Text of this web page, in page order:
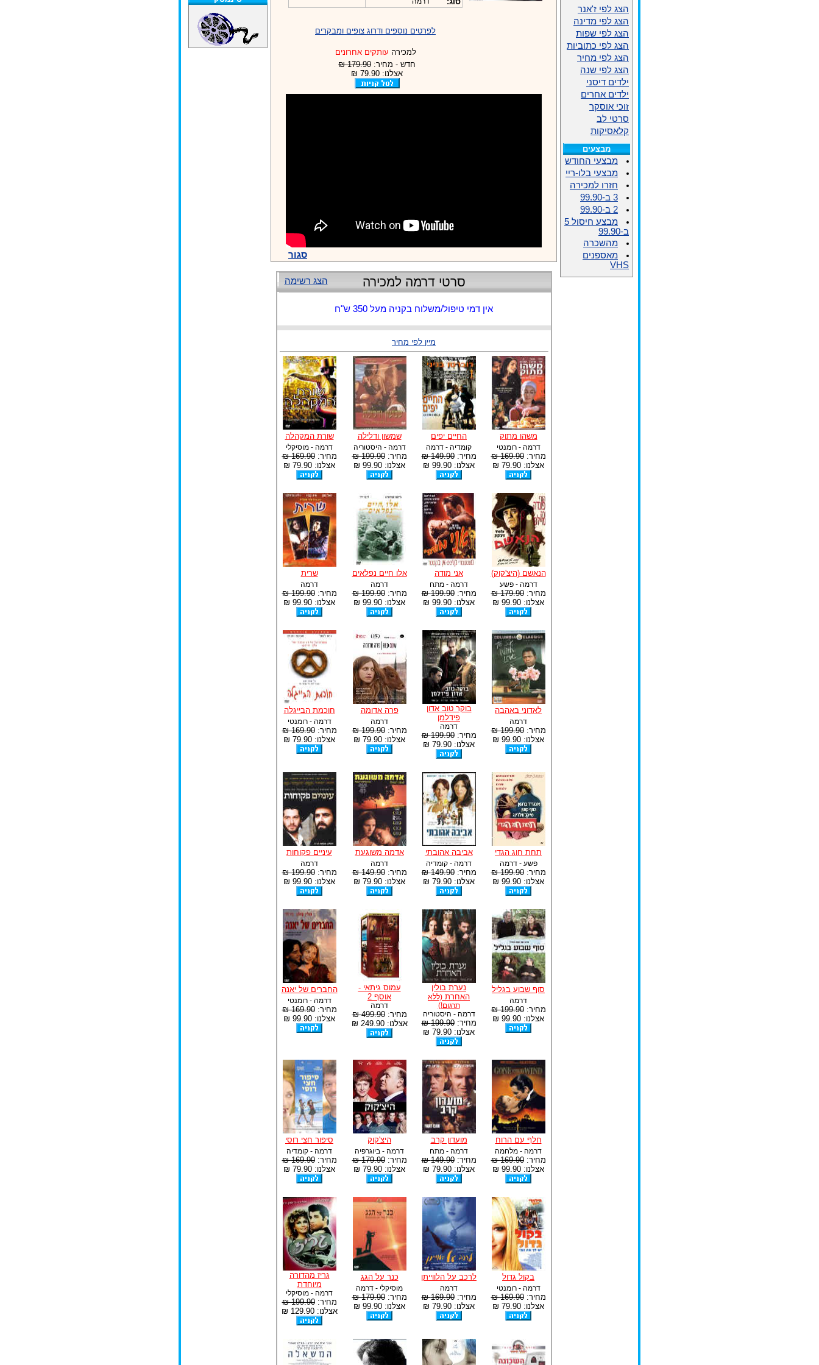
לפרטים נוספים ודרוג צופים ומבקרים
למכירה עותקים אחרונים
חדש - מחיר: 179.90 ₪
אצלנו: 79.90 ₪
סגור
הצג רשימה סרטי דרמה למכירה
אין דמי טיפול/משלוח בקניה מעל 350 ש"ח
מיין לפי מחיר
משהו מתוק
דרמה - רומנטי
מחיר:169.90 ₪
אצלנו: 79.90 ₪
החיים יפים
קומדיה - דרמה
מחיר:149.90 ₪
אצלנו: 99.90 ₪
שמשון ודלילה
דרמה - היסטוריה
מחיר:199.90 ₪
אצלנו: 99.90 ₪
שורת המקהלה
דרמה - מוסיקלי
מחיר:169.90 ₪
אצלנו: 79.90 ₪
הנאשם (היצ'קוק)
דרמה - פשע
מחיר:179.90 ₪
אצלנו: 99.90 ₪
אני מודה
דרמה - מתח
מחיר:199.90 ₪
אצלנו: 99.90 ₪
אלו חיים נפלאים
דרמה
מחיר:199.90 ₪
אצלנו: 99.90 ₪
שרית
דרמה
מחיר:199.90 ₪
אצלנו: 99.90 ₪
לאדוני באהבה
דרמה
מחיר:199.90 ₪
אצלנו: 99.90 ₪
בוקר טוב אדון
פידלמן
דרמה
מחיר:199.90 ₪
אצלנו: 79.90 ₪
פרה אדומה
דרמה
מחיר:199.90 ₪
אצלנו: 79.90 ₪
חוכמת הבייגלה
דרמה - רומנטי
מחיר:169.90 ₪
אצלנו: 79.90 ₪
תחת חוג הגדי
פשע - דרמה
מחיר:199.90 ₪
אצלנו: 99.90 ₪
אביבה אהובתי
דרמה - קומדיה
מחיר:149.90 ₪
אצלנו: 79.90 ₪
אדמה משוגעת
דרמה
מחיר:149.90 ₪
אצלנו: 79.90 ₪
עיניים פקוחות
דרמה
מחיר:199.90 ₪
אצלנו: 99.90 ₪
סוף שבוע בגליל
דרמה
מחיר:199.90 ₪
אצלנו: 99.90 ₪
נערת בולין
האחרת (ללא
תרגום!)
דרמה - היסטוריה
מחיר:199.90 ₪
אצלנו: 79.90 ₪
עמוס גיתאי -
אוסף 2
דרמה
מחיר:499.90 ₪
אצלנו: 249.90 ₪
החברים של יאנה
דרמה - רומנטי
מחיר:169.90 ₪
אצלנו: 99.90 ₪
חלף עם הרוח
דרמה - מלחמה
מחיר:169.90 ₪
אצלנו: 99.90 ₪
מועדון קרב
דרמה - מתח
מחיר:149.90 ₪
אצלנו: 79.90 ₪
היצ'קוק
דרמה - ביוגרפיה
מחיר:179.90 ₪
אצלנו: 79.90 ₪
סיפור חצי רוסי
דרמה - קומדיה
מחיר:169.90 ₪
אצלנו: 79.90 ₪
בקול גדול
דרמה - רומנטי
מחיר:169.90 ₪
אצלנו: 79.90 ₪
לרכב על הלווייתן
דרמה
מחיר:169.90 ₪
אצלנו: 79.90 ₪
כנר על הגג
מוסיקלי - דרמה
מחיר:179.90 ₪
אצלנו: 99.90 ₪
גריז מהדורה
מיוחדת
דרמה - מוסיקלי
מחיר:199.90 ₪
אצלנו: 129.90 ₪
הצג לפי ז'אנר
הצג לפי מדינה
הצג לפי שפות
הצג לפי כתוביות
הצג לפי מחיר
הצג לפי שנה
ילדים דיסני
ילדים אחרים
זוכי אוסקר
סרטי לב
קלאסיקות
מבצעים
מבצעי החודש
מבצעי בלו-ריי
חזרו למכירה
3 ב-99.90
2 ב-99.90
מבצע חיסול 5
ב-99.90
מהשכרה
מאספנים
VHS